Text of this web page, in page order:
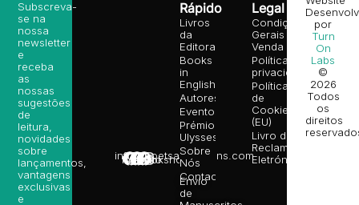
info@poetsandragons.com
Infantil
Adulto
Bookshop
Rápido
Livros
da
Editora
Books
in
English
Autores
Eventos
Prémio
Ulysses
Sobre
Nós
Contactos
Envio
de
Legal
Condições
Gerais de
Venda
Política de
privacidade
Política
de
Cookies
(EU)
Livro de
Reclamações
Eletrónico
Subscreva-
se na
nossa
newsletter
e
receba
as
nossas
sugestões
de
leitura,
novidades
sobre
lançamentos,
vantagens
exclusivas
e
por
Turn
On
Labs
©
2026
Todos
os
direitos